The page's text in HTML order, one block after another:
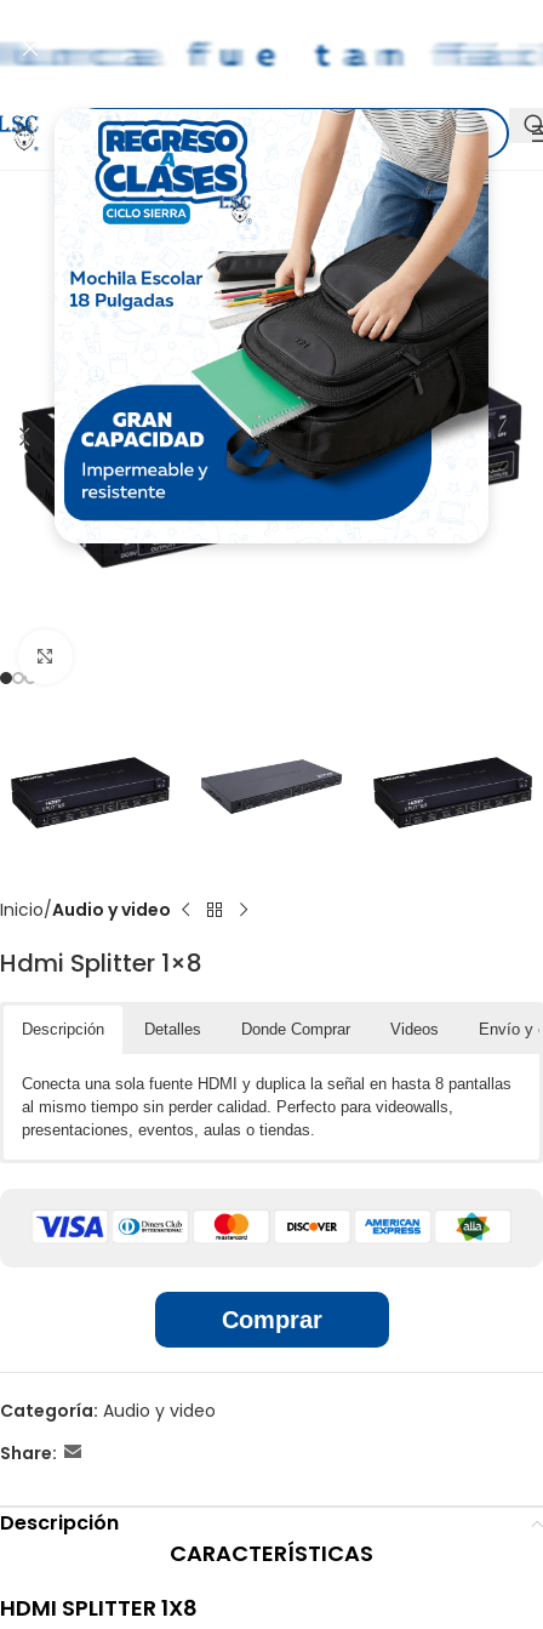
Inicio Audio y video
Hdmi Splitter 1×8
Descripción Detalles Donde Comprar Videos Envío y
Conecta una sola fuente HDMI y duplica la señal en hasta 8 pantallas
al mismo tiempo sin perder calidad. Perfecto para videowalls,
presentaciones, eventos, aulas o tiendas.
Calidad de imagen Full HD 1080p
Plug & Play: instalación rápida y sin complicaciones
Comprar
Categoría: Audio y video
Share:
Descripción
CARACTERÍSTICAS
HDMI SPLITTER 1X8